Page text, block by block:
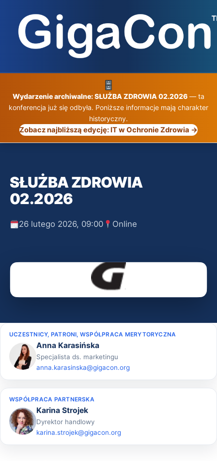
treści
Wydarzenie archiwalne: SŁUŻBA ZDROWIA 02.2026 — ta
konferencja już się odbyła. Poniższe informacje mają charakter
historyczny.
Zobacz najbliższą edycję: IT w Ochronie Zdrowia →
SŁUŻBA ZDROWIA
02.2026
26 lutego 2026, 09:00 Online
UCZESTNICY, PATRONI, WSPÓŁPRACA MERYTORYCZNA
Anna Karasińska
Specjalista ds. marketingu
anna.karasinska@gigacon.org
WSPÓŁPRACA PARTNERSKA
Karina Strojek
Dyrektor handlowy
karina.strojek@gigacon.org